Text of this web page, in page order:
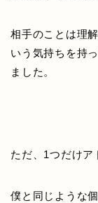
相手のことは理
いう気持ちを持
ました。
ただ、1つだけア
僕と 同じような